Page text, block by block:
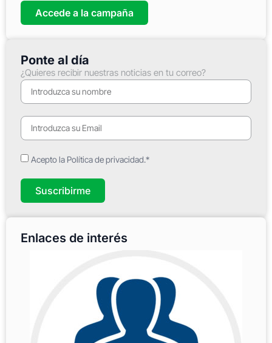
Accede a la campaña
Ponte al día
¿Quieres recibir nuestras noticias en tu correo?
Acepto la Política de privacidad.*
Suscribirme
Enlaces de interés